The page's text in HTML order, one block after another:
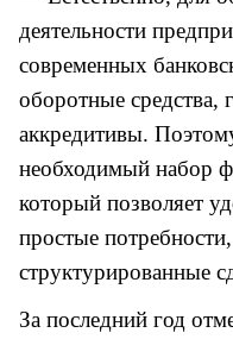
деятельности
современных
оборотные средства,
аккредитивы.
необходимый набор
который позволяет
простые
структурированные
За последний год